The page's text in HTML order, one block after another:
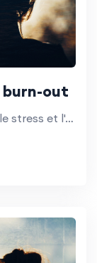
out
Stratégies pour reconnaître et gérer le stress et l'épuisement professionnel dans le contexte du bénévolat.